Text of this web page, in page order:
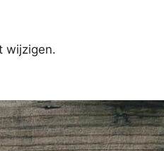
wijzigen.